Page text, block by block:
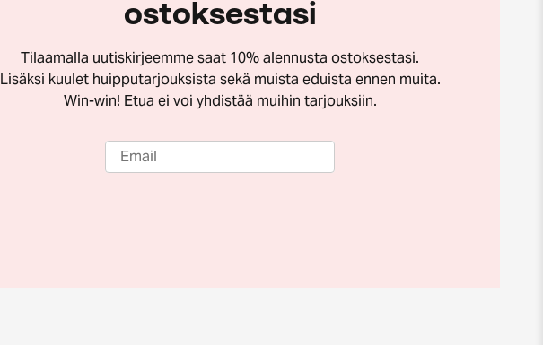
ostoksestasi
Tilaamalla uutiskirjeemme saat 10% alennusta ostoksestasi.
Lisäksi kuulet huipputarjouksista sekä muista eduista ennen muita.
Win-win! Etua ei voi yhdistää muihin tarjouksiin.